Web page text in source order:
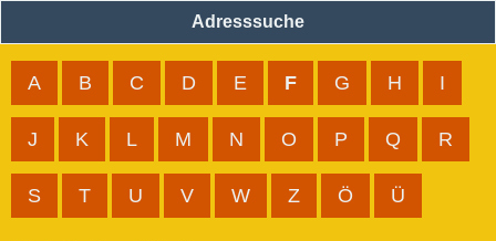
Adresssuche
A B C D E F G H I
J K L M N O P Q R
S T U V W Z Ö Ü